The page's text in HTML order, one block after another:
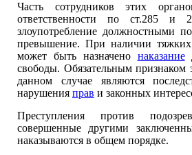
Часть сотрудников этих
ответственности по
злоупотребление должностными
превышение. При наличии тяжких
может быть назначено наказание
свободы. Обязательным признаком
данном случае являются
нарушения прав и законных
Преступления против
совершенные другими
наказываются в общем порядке.